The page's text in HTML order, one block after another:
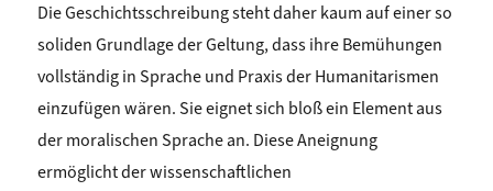
Die Geschichtsschreibung steht daher kaum auf einer so
soliden Grundlage der Geltung, dass ihre Bemühungen
vollständig in Sprache und Praxis der Humanitarismen
einzufügen wären. Sie eignet sich bloß ein Element aus
der moralischen Sprache an. Diese Aneignung
ermöglicht der wissenschaftlichen